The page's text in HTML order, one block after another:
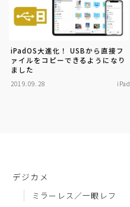
iPadOS大進化！ USBから直接フ
ァイルをコピーできるようになり
ました
2019.09.28 iPad
デジカメ
ミラーレス／一眼レフ